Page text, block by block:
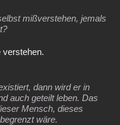
mißverstehen, jemals
verstehen.
dann wird er in
auch geteilt leben. Das
Mensch, dieses
wäre.